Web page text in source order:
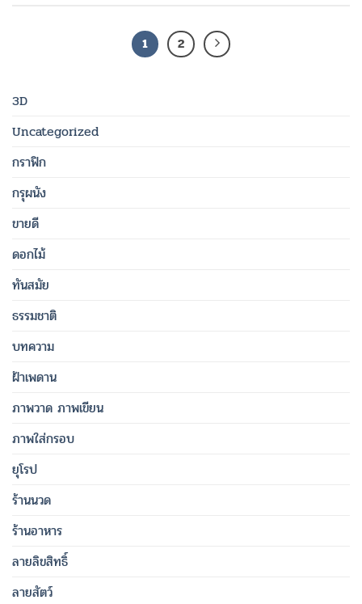
3D
Uncategorized
กราฟิก
กรุผนัง
ขายดี
ดอกไม้
ทันสมัย
ธรรมชาติ
บทความ
ฝ้าเพดาน
ภาพวาด ภาพเขียน
ภาพใส่กรอบ
ยุโรป
ร้านนวด
ร้านอาหาร
ลายลิขสิทธิ์
ลายสัตว์
1 2